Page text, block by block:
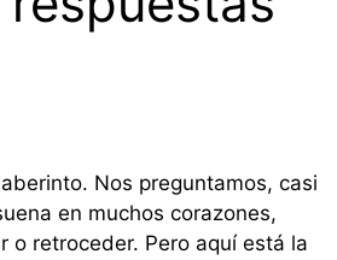
Nos preguntamos, casi
en muchos corazones,
o retroceder. Pero aquí está la